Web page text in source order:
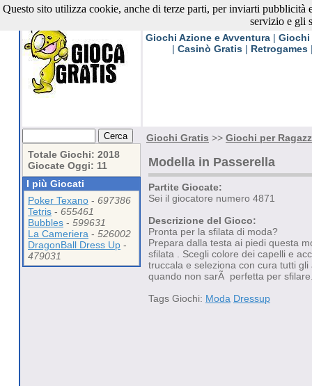
Giochi Gratis
Giochi Azione e Avventura| Giochi
| Casinò Gratis| Retrogames
Totale Giochi: 2018
Giocate Oggi: 11
I più Giocati
Poker Texano - 697386
Tetris - 655461
Bubbles - 599631
La Cameriera - 526002
DragonBall Dress Up -
479031
Giochi Gratis >> Giochi per
Modella in Passerella
Partite Giocate:
Sei il giocatore numero 4871
Descrizione del Gioco:
Pronta per la sfilata di moda?
Prepara dalla testa ai piedi questa
sfilata . Scegli colore dei capelli e
truccala e seleziona con cura tutti gli
quando non sarÃ perfetta per
Tags Giochi: Moda Dressup
Questo sito utilizza cookie, anche di terze parti, per inviarti
servizio e gli